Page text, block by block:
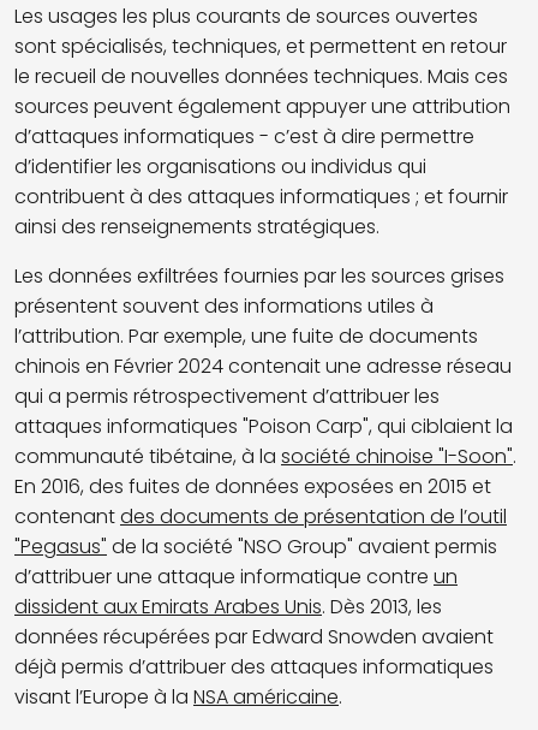
Les usages les plus courants de sources ouvertes
sont spécialisés, techniques, et permettent en retour
le recueil de nouvelles données techniques. Mais ces
sources peuvent également appuyer une attribution
d’attaques informatiques - c’est à dire permettre
d’identifier les organisations ou individus qui
contribuent à des attaques informatiques ; et fournir
ainsi des renseignements stratégiques.
Les données exfiltrées fournies par les sources grises
présentent souvent des informations utiles à
l’attribution. Par exemple, une fuite de documents
chinois en Février 2024 contenait une adresse réseau
qui a permis rétrospectivement d’attribuer les
attaques informatiques "Poison Carp", qui ciblaient la
communauté tibétaine, à la société chinoise "I-Soon".
En 2016, des fuites de données exposées en 2015 et
contenantdes documents de présentation de l’outil
"Pegasus" de la société "NSO Group" avaient permis
d’attribuer une attaque informatique contre un
dissident aux Emirats Arabes Unis. Dès 2013, les
données récupérées par Edward Snowden avaient
déjà permis d’attribuer des attaques informatiques
visant l’Europe à la NSA américaine.